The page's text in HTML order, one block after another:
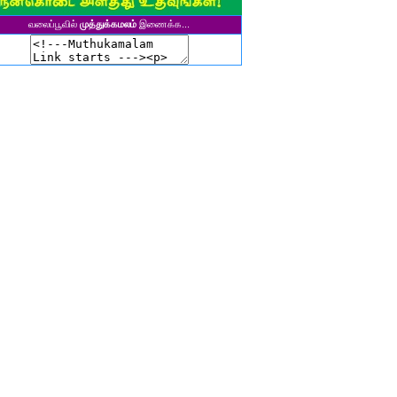
தி. கல்பனாதேவி
தனசேகரன்
ஹரிஹரன்
வலைப்பூவில் முத்துக்கமலம் இணைக்க...